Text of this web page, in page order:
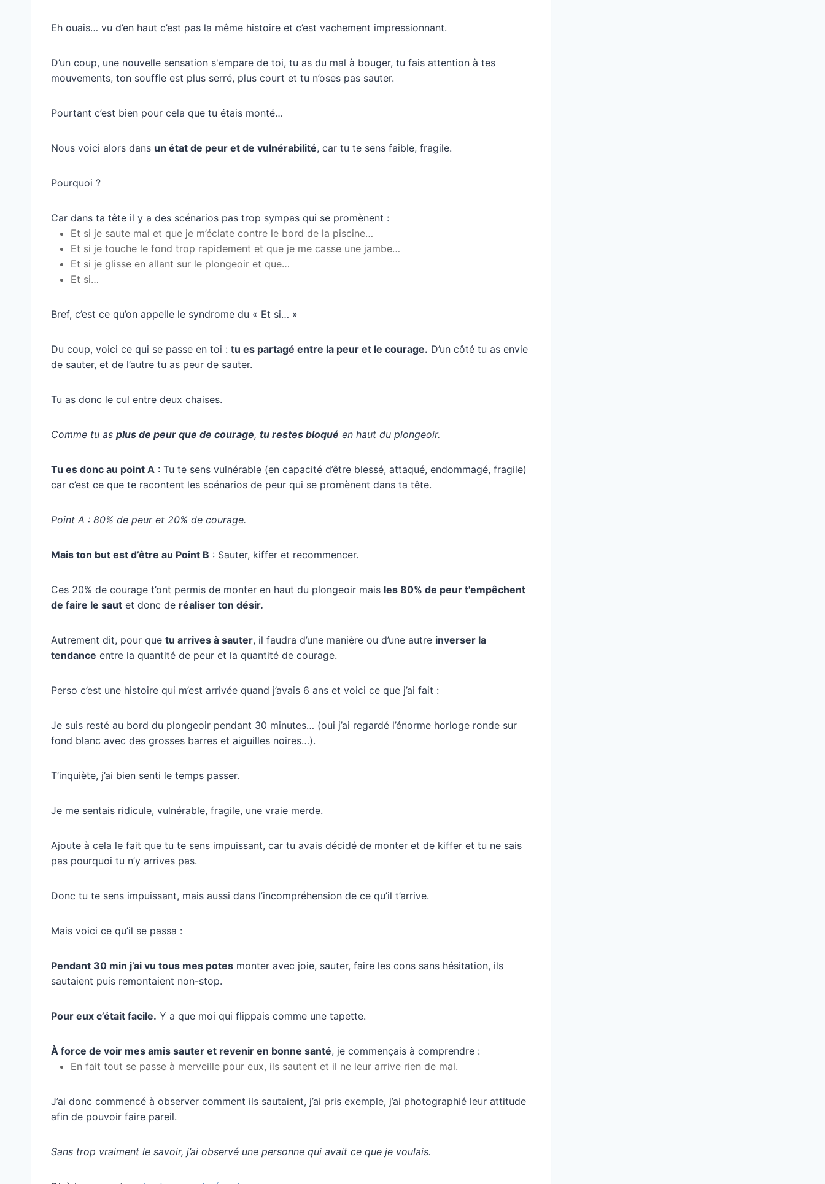
Eh ouais… vu d’en haut c’est pas la même histoire et c’est vachement impressionnant.
D’un coup, une nouvelle sensation s'empare de toi, tu as du mal à bouger, tu fais attention à tes
mouvements, ton souffle est plus serré, plus court et tu n’oses pas sauter.
Pourtant c’est bien pour cela que tu étais monté…
Nous voici alors dans un état de peur et de vulnérabilité, car tu te sens faible, fragile.
Pourquoi ?
Car dans ta tête il y a des scénarios pas trop sympas qui se promènent :
Et si je saute mal et que je m’éclate contre le bord de la piscine…
Et si je touche le fond trop rapidement et que je me casse une jambe…
Et si je glisse en allant sur le plongeoir et que…
Et si…
Bref, c’est ce qu’on appelle le syndrome du « Et si… »
Du coup, voici ce qui se passe en toi : tu es partagé entre la peur et le courage. D’un côté tu as envie
de sauter, et de l’autre tu as peur de sauter.
Tu as donc le cul entre deux chaises.
Comme tu as plus de peur que de courage, tu restes bloqué en haut du plongeoir.
Tu es donc au point A : Tu te sens vulnérable (en capacité d’être blessé, attaqué, endommagé, fragile)
car c’est ce que te racontent les scénarios de peur qui se promènent dans ta tête.
Point A : 80% de peur et 20% de courage.
Mais ton but est d’être au Point B : Sauter, kiffer et recommencer.
Ces 20% de courage t’ont permis de monter en haut du plongeoir mais les 80% de peur t'empêchent
de faire le saut et donc de réaliser ton désir.
Autrement dit, pour que tu arrives à sauter, il faudra d’une manière ou d’une autre inverser la
tendance entre la quantité de peur et la quantité de courage.
Perso c’est une histoire qui m’est arrivée quand j’avais 6 ans et voici ce que j’ai fait :
Je suis resté au bord du plongeoir pendant 30 minutes… (oui j’ai regardé l’énorme horloge ronde sur
fond blanc avec des grosses barres et aiguilles noires…).
T’inquiète, j’ai bien senti le temps passer.
Je me sentais ridicule, vulnérable, fragile, une vraie merde.
Ajoute à cela le fait que tu te sens impuissant, car tu avais décidé de monter et de kiffer et tu ne sais
pas pourquoi tu n’y arrives pas.
Donc tu te sens impuissant, mais aussi dans l’incompréhension de ce qu’il t’arrive.
Mais voici ce qu’il se passa :
Pendant 30 min j’ai vu tous mes potes monter avec joie, sauter, faire les cons sans hésitation, ils
sautaient puis remontaient non-stop.
Pour eux c’était facile. Y a que moi qui flippais comme une tapette.
À force de voir mes amis sauter et revenir en bonne santé, je commençais à comprendre :
En fait tout se passe à merveille pour eux, ils sautent et il ne leur arrive rien de mal.
J’ai donc commencé à observer comment ils sautaient, j’ai pris exemple, j’ai photographié leur attitude
afin de pouvoir faire pareil.
Sans trop vraiment le savoir, j’ai observé une personne qui avait ce que je voulais.